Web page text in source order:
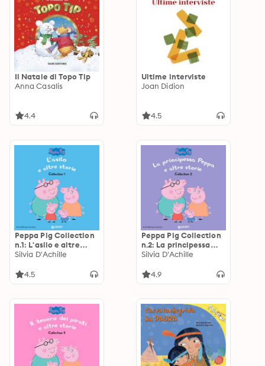
Il Natale di Topo Tip
Anna Casalis
4.4
Ultime interviste
Joan Didion
4.5
Peppa Pig Collection
n.1: L'asilo e altre
storie
Silvia D'Achille
4.5
Peppa Pig Collection
n.2: La principessa
Peppa e altre storie
Silvia D'Achille
4.9